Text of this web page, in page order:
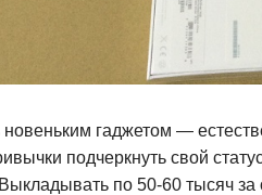
гаджетом —
подчеркнуть свой
по 50-60 тысяч